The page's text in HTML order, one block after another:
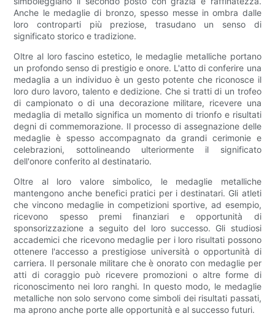
Anche le medaglie di bronzo, spesso messe in ombra dalle
loro controparti più preziose, trasudano un senso di
significato storico e tradizione.
Oltre al loro fascino estetico, le medaglie metalliche portano
un profondo senso di prestigio e onore. L'atto di conferire una
medaglia a un individuo è un gesto potente che riconosce il
loro duro lavoro, talento e dedizione. Che si tratti di un trofeo
di campionato o di una decorazione militare, ricevere una
medaglia di metallo significa un momento di trionfo e risultati
degni di commemorazione. Il processo di assegnazione delle
medaglie è spesso accompagnato da grandi cerimonie e
celebrazioni, sottolineando ulteriormente il significato
dell'onore conferito al destinatario.
Oltre al loro valore simbolico, le medaglie metalliche
mantengono anche benefici pratici per i destinatari. Gli atleti
che vincono medaglie in competizioni sportive, ad esempio,
ricevono spesso premi finanziari e opportunità di
sponsorizzazione a seguito del loro successo. Gli studiosi
accademici che ricevono medaglie per i loro risultati possono
ottenere l'accesso a prestigiose università o opportunità di
carriera. Il personale militare che è onorato con medaglie per
atti di coraggio può ricevere promozioni o altre forme di
riconoscimento nei loro ranghi. In questo modo, le medaglie
metalliche non solo servono come simboli dei risultati passati,
ma aprono anche porte alle opportunità e al successo futuri.